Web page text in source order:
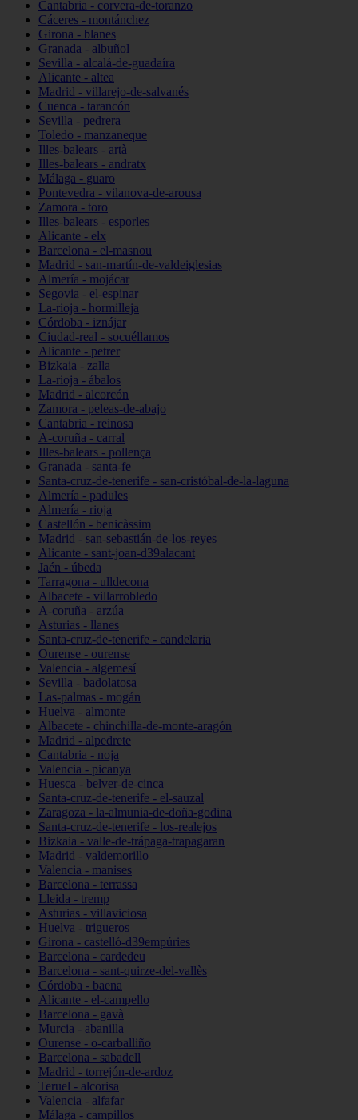
Cantabria - corvera-de-toranzo
Cáceres - montánchez
Girona - blanes
Granada - albuñol
Sevilla - alcalá-de-guadaíra
Alicante - altea
Madrid - villarejo-de-salvanés
Cuenca - tarancón
Sevilla - pedrera
Toledo - manzaneque
Illes-balears - artà
Illes-balears - andratx
Málaga - guaro
Pontevedra - vilanova-de-arousa
Zamora - toro
Illes-balears - esporles
Alicante - elx
Barcelona - el-masnou
Madrid - san-martín-de-valdeiglesias
Almería - mojácar
Segovia - el-espinar
La-rioja - hormilleja
Córdoba - iznájar
Ciudad-real - socuéllamos
Alicante - petrer
Bizkaia - zalla
La-rioja - ábalos
Madrid - alcorcón
Zamora - peleas-de-abajo
Cantabria - reinosa
A-coruña - carral
Illes-balears - pollença
Granada - santa-fe
Santa-cruz-de-tenerife - san-cristóbal-de-la-laguna
Almería - padules
Almería - rioja
Castellón - benicàssim
Madrid - san-sebastián-de-los-reyes
Alicante - sant-joan-d39alacant
Jaén - úbeda
Tarragona - ulldecona
Albacete - villarrobledo
A-coruña - arzúa
Asturias - llanes
Santa-cruz-de-tenerife - candelaria
Ourense - ourense
Valencia - algemesí
Sevilla - badolatosa
Las-palmas - mogán
Huelva - almonte
Albacete - chinchilla-de-monte-aragón
Madrid - alpedrete
Cantabria - noja
Valencia - picanya
Huesca - belver-de-cinca
Santa-cruz-de-tenerife - el-sauzal
Zaragoza - la-almunia-de-doña-godina
Santa-cruz-de-tenerife - los-realejos
Bizkaia - valle-de-trápaga-trapagaran
Madrid - valdemorillo
Valencia - manises
Barcelona - terrassa
Lleida - tremp
Asturias - villaviciosa
Huelva - trigueros
Girona - castelló-d39empúries
Barcelona - cardedeu
Barcelona - sant-quirze-del-vallès
Córdoba - baena
Alicante - el-campello
Barcelona - gavà
Murcia - abanilla
Ourense - o-carballiño
Barcelona - sabadell
Madrid - torrejón-de-ardoz
Teruel - alcorisa
Valencia - alfafar
Málaga - campillos